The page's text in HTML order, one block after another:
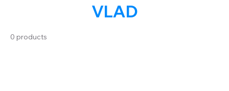
VLAD
0 products